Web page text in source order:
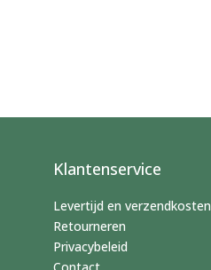
Klantenservice
Levertijd en verzendkosten
Retourneren
Privacybeleid